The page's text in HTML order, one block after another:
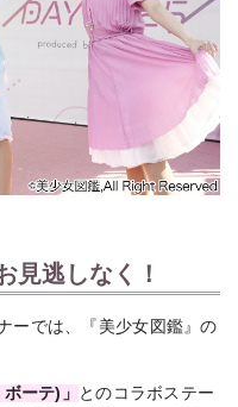
見逃しなく！
ーでは、『美少女図鑑』の
ーテ)」 とのコラボステー